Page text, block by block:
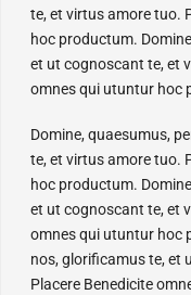
te, et virtus amore tuo.
hoc productum.
et ut cognoscant te, et
omnes qui utuntur hoc
Domine, quaesumus,
te, et virtus amore tuo.
hoc productum.
et ut cognoscant te, et
omnes qui utuntur hoc
nos, glorificamus te, et
Placere Benedicite